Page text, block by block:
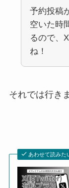
予約投稿
空いた時
るので、
ね！
それでは行き
あわせて読みた